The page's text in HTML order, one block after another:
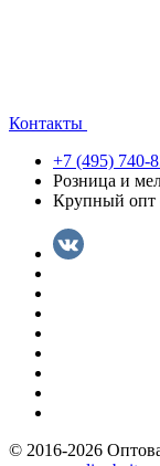
Контакты
+7 (495) 740-
Розница и
Крупный опт
© 2016-2026